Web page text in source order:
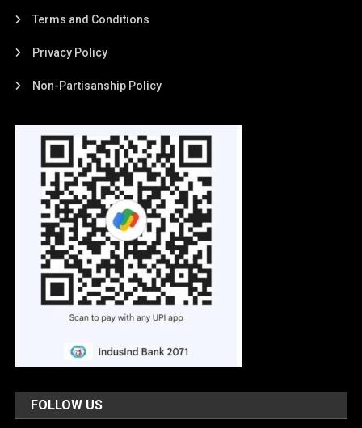
Terms and Conditions
Privacy Policy
Non-Partisanship Policy
FOLLOW US